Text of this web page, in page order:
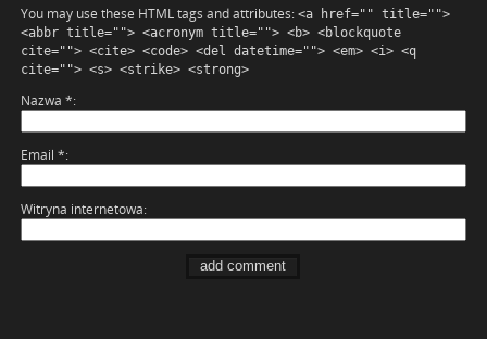
You may use these HTML tags and attributes: <a href="" title="">
<abbr title=""> <acronym title=""> <b> <blockquote
cite=""> <cite> <code> <del datetime=""> <em> <i> <q
cite=""> <s> <strike> <strong>
Nazwa *
Email *
Witryna internetowa